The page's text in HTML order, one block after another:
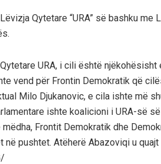
Qytetare “URA” së bashku me
URA, i cili është
vend për Frontin Demokratik që
Milo Djukanovic, e cila ishte më
ishte koalicioni i URA-së
Frontit Demokratik dhe
në pushtet. Atëherë Abazoviqi u